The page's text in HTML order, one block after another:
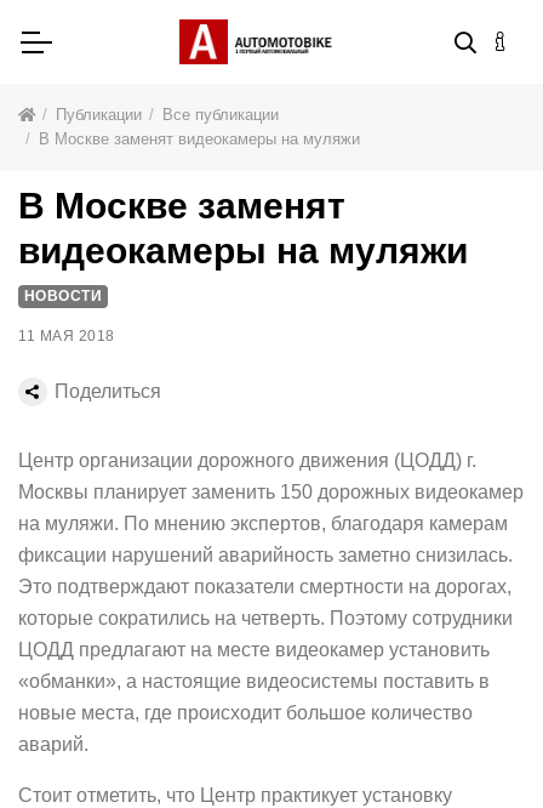
Публикации
Все публикации
В Москве заменят видеокамеры на муляжи
Центр организации дорожного движения (ЦОДД) г.
Москвы планирует заменить 150 дорожных видеокамер
на муляжи. По мнению экспертов, благодаря камерам
фиксации нарушений аварийность заметно снизилась.
Это подтверждают показатели смертности на дорогах,
которые сократились на четверть. Поэтому сотрудники
ЦОДД предлагают на месте видеокамер установить
«обманки», а настоящие видеосистемы поставить в
новые места, где происходит большое количество
аварий.
Стоит отметить, что Центр практикует установку
В Москве заменят
видеокамеры на муляжи
НОВОСТИ
11 МАЯ 2018
Поделиться